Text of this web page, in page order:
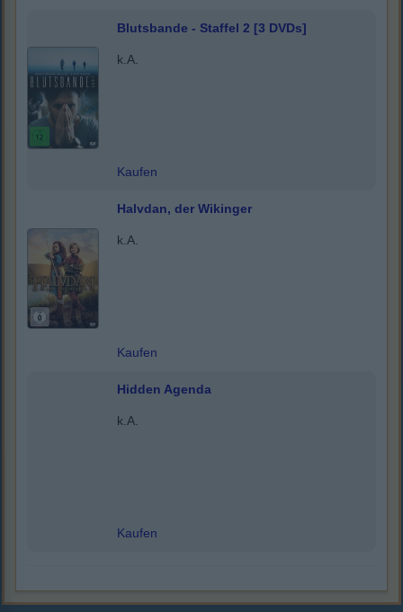
Blutsbande - Staffel 2 [3 DVDs]
k.A.
Kaufen
Halvdan, der Wikinger
k.A.
Kaufen
Hidden Agenda
k.A.
Kaufen